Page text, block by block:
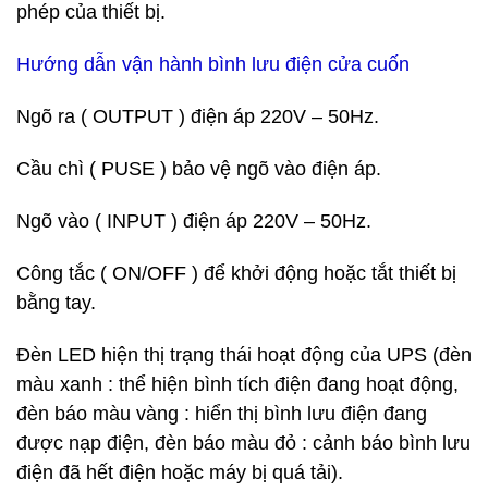
phép của thiết bị.
Hướng dẫn vận hành bình lưu điện cửa cuốn
Ngõ ra ( OUTPUT ) điện áp 220V – 50Hz.
Cầu chì ( PUSE ) bảo vệ ngõ vào điện áp.
Ngõ vào ( INPUT ) điện áp 220V – 50Hz.
Công tắc ( ON/OFF ) để khởi động hoặc tắt thiết bị
bằng tay.
Đèn LED hiện thị trạng thái hoạt động của UPS (đèn
màu xanh : thể hiện bình tích điện đang hoạt động,
đèn báo màu vàng : hiển thị bình lưu điện đang
được nạp điện, đèn báo màu đỏ : cảnh báo bình lưu
điện đã hết điện hoặc máy bị quá tải).